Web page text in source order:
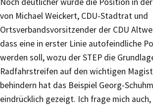
von Michael Weickert, CDU-Stadtrat und
Ortsverbandsvorsitzender der CDU
dass eine in erster Linie autofeindliche
werden soll, wozu der STEP die
Radfahrstreifen auf den wichtigen
behindern hat das Beispiel Georg-
eindrücklich gezeigt. Ich frage mich